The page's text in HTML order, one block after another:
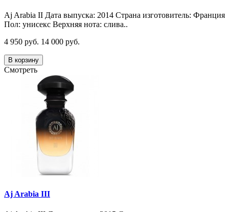
Aj Arabia II Дата выпуска: 2014 Страна изготовитель: Франция
Пол: унисекс Верхняя нота: слива..
4 950 руб. 14 000 руб.
В корзину
Смотреть
Aj Arabia III